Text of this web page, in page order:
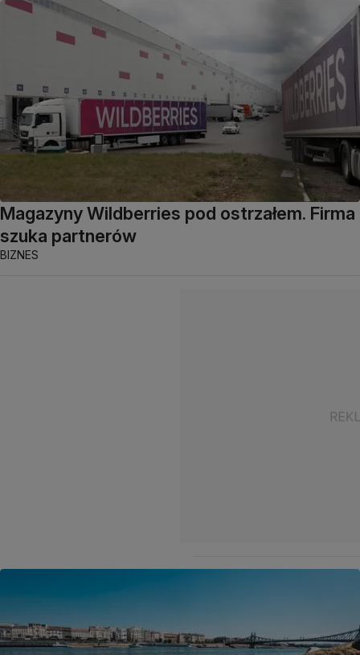
Magazyny Wildberries pod ostrzałem. Firma
szuka partnerów
BIZNES